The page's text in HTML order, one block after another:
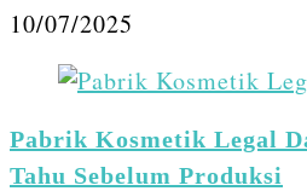
10/07/2025
Pabrik Kosmetik Legal
Tahu Sebelum Produksi